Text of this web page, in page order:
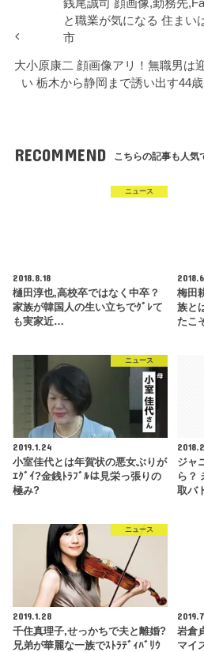
銭尾誠司 顔画像,勤務先
と職業が気になる 住まい
市
大小原康二 顔画像アリ！無職男は
い 栃木から静岡まで誘い出す44
RECOMMEND こちらの記事も人気
ニュース
2018.8.18
樋田淳也,高校卒ではなく中卒？
家族が韓国人の生い立ちでｸﾞﾚて
も実家近…
梅田
族と
たこ
ニュース
2019.1.24
小室佳代とは年賀状の悪女ぶりが
ｴｸﾞｲ?金銭ﾄﾗﾌﾞﾙは見栄っ張りの
極み?
ジャ
ら？
取バ
ニュース
2019.1.28
千住真理子,せっかちで夫と離婚?
兄弟が華麗な一族でｽﾄﾗﾃﾞｨﾊﾞﾘｳ
岩倉
マイ